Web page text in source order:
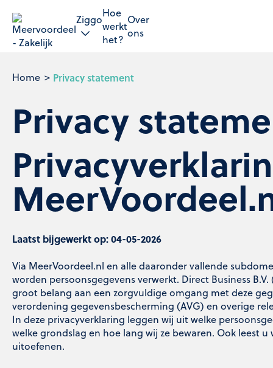
ZiggoHoe
werkt
het?
Over
ons
Home Privacy statement
Privacy
Laatst bijgewerkt op: 04-05-2026
Via MeerVoordeel.nl en alle daaronder vallende
worden persoonsgegevens verwerkt. Direct Business
groot belang aan een zorgvuldige omgang met deze
verordening gegevensbescherming (AVG) en overige
In deze privacyverklaring leggen wij uit welke
welke grondslag en hoe lang wij ze bewaren. Ook leest
uitoefenen.